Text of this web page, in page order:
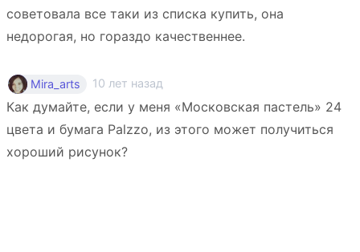
советовала все таки из списка купить, она
недорогая, но гораздо качественнее.
Mira_arts 10 лет назад
Как думайте, если у меня «Московская пастель» 24
цвета и бумага Palzzo, из этого может получиться
хороший рисунок?